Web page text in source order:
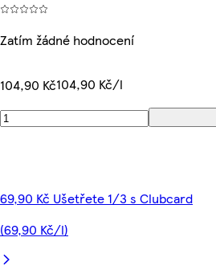
Zatím žádné hodnocení
104,90 Kč104,90 Kč/l
69,90 Kč Ušetřete 1/3 s Clubcard
(69,90 Kč/l)